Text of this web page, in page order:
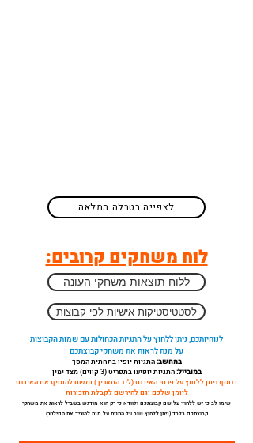
לצפייה בטבלה המלאה
לוח משחקים קרובים:
ללוח תוצאות משחקי העונה
לסטטיסטיקות אישיות לפי קבוצות
לנוחיותכם, ניתן ללחוץ על התגיות הכחולות עם שמות הקבוצות
על מנת לראות את משחקי קבוצתכם
במחשב:התגיות יופיו בתחתית המסך
במובייל:התגיות יופיעו בתפריט (3 קווים) מצד ימין
בנוסף ניתן ללחוץ על פרטי האיבנט (ליד התאריך) ומשם להוסיף את האיבנט
ליומן שלכם וגם להירשם לקבלת תזכורות
שימו לב כי יש ללחוץ על שם קבוצתכם ולוודא כי רק הוא מודגש בשביל לראות את משחקי
קבוצתכם בלבד (ניתן ללחוץ שוב על התגית על מנת להוריד את הפילטר)